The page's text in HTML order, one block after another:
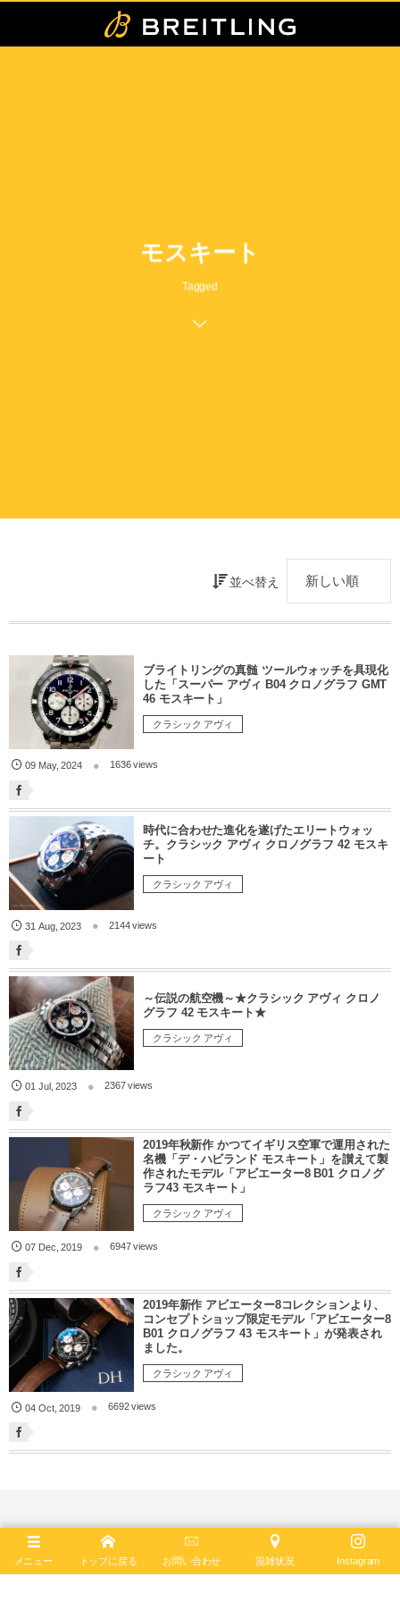
モスキート
Tagged
並べ替え
ブライトリングの真髄 ツールウォッチを具現化
した「スーパー アヴィ B04 クロノグラフ GMT
46 モスキート」
クラシック アヴィ
09 May,2024 1636 views
時代に合わせた進化を遂げたエリートウォッ
チ。クラシック アヴィ クロノグラフ 42 モスキ
ート
クラシック アヴィ
31 Aug,2023 2144 views
～伝説の航空機～★クラシック アヴィ クロノ
グラフ 42 モスキート★
クラシック アヴィ
01 Jul ,2023 2367 views
2019年秋新作 かつてイギリス空軍で運用された
名機「デ・ハビランド モスキート」を讃えて製
作されたモデル「アビエーター8 B01 クロノグ
ラフ43 モスキート」
クラシック アヴィ
07 Dec ,2019 6947 views
2019年新作 アビエーター8コレクションより、
コンセプトショップ限定モデル「アビエーター8
B01 クロノグラフ 43 モスキート」が発表され
ました。
クラシック アヴィ
04 Oct,2019 6692 views
オンライン接客はじめました
メニュー トップに戻る お問い合わせ 混雑状況 Instagram